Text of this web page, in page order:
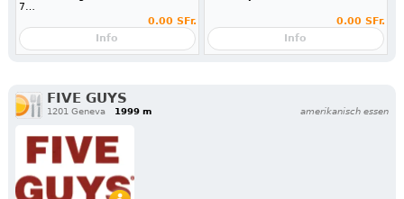
7…
0.00 SFr.
Info
0.00 SFr.
Info
FIVE GUYS
1201 Geneva 1999 m amerikanisch essen